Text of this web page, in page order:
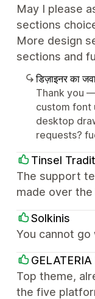
May I please
sections
More design
sections and
डिज़ाइनर का
Thank you
custom font
desktop
requests?
Tinsel
The support
made over
Solkinis
You cannot
Top theme,
the five